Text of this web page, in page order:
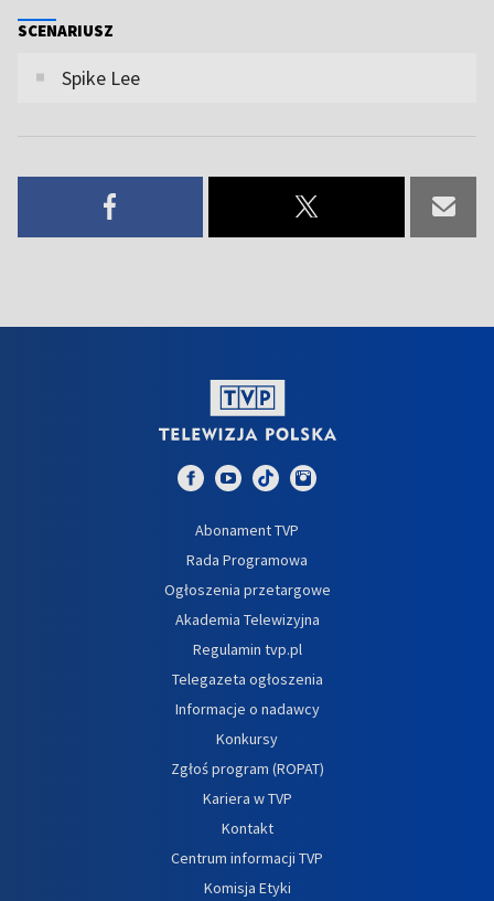
SCENARIUSZ
Spike Lee
Abonament TVP
Rada Programowa
Ogłoszenia przetargowe
Akademia Telewizyjna
Regulamin tvp.pl
Telegazeta ogłoszenia
Informacje o nadawcy
Konkursy
Zgłoś program (ROPAT)
Kariera w TVP
Kontakt
Centrum informacji TVP
Komisja Etyki